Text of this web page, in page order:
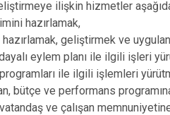
ilişkin hizmetler
hazırlamak,
geliştirmek ve
eylem planı ile ilgili işleri
programları ile ilgili işlemleri
bütçe ve performans
ve çalışan